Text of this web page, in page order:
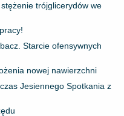
trójglicerydów we
Starcie ofensywnych
nowej nawierzchni
Jesiennego Spotkania z